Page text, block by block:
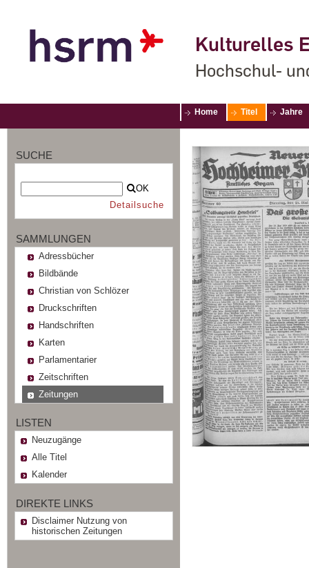
Kulturelles
Hochschul-
Home Titel Jahre
SUCHE
OK
Detailsuche
SAMMLUNGEN
Adressbücher
Bildbände
Christian von Schlözer
Druckschriften
Handschriften
Karten
Parlamentarier
Zeitschriften
Zeitungen
LISTEN
Neuzugänge
Alle Titel
Kalender
DIREKTE LINKS
Disclaimer Nutzung von
historischen Zeitungen